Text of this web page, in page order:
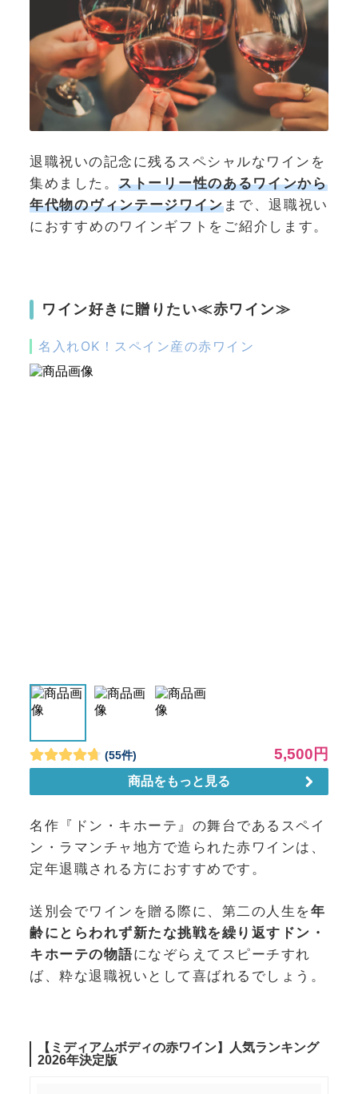
退職祝いの記念に残るスペシャルなワインを
集めました。 ストーリー性のあるワインから
年代物のヴィンテージワインまで、退職祝い
におすすめのワインギフトをご紹介します。
ワイン好きに贈りたい≪赤ワイン≫
名入れOK！スペイン産の赤ワイン
名作『ドン・キホーテ』の舞台であるスペイ
ン・ラマンチャ地方で造られた赤ワインは、
定年退職される方におすすめです。
送別会でワインを贈る際に、第二の人生を年
齢にとらわれず新たな挑戦を繰り返すドン・
キホーテの物語になぞらえてスピーチすれ
ば、粋な退職祝いとして喜ばれるでしょう。